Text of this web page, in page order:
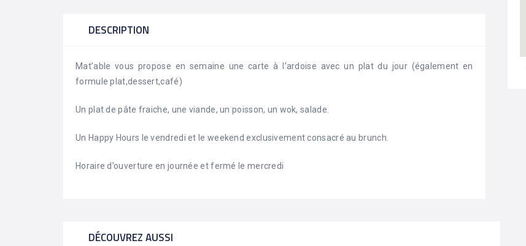
DESCRIPTION
Mat’able vous propose en semaine une carte à l’ardoise avec un plat du jour (également en
formule plat,dessert,café)
Un plat de pâte fraiche, une viande, un poisson, un wok, salade.
Un Happy Hours le vendredi et le weekend exclusivement consacré au brunch.
Horaire d’ouverture en journée et fermé le mercredi
DÉCOUVREZ AUSSI